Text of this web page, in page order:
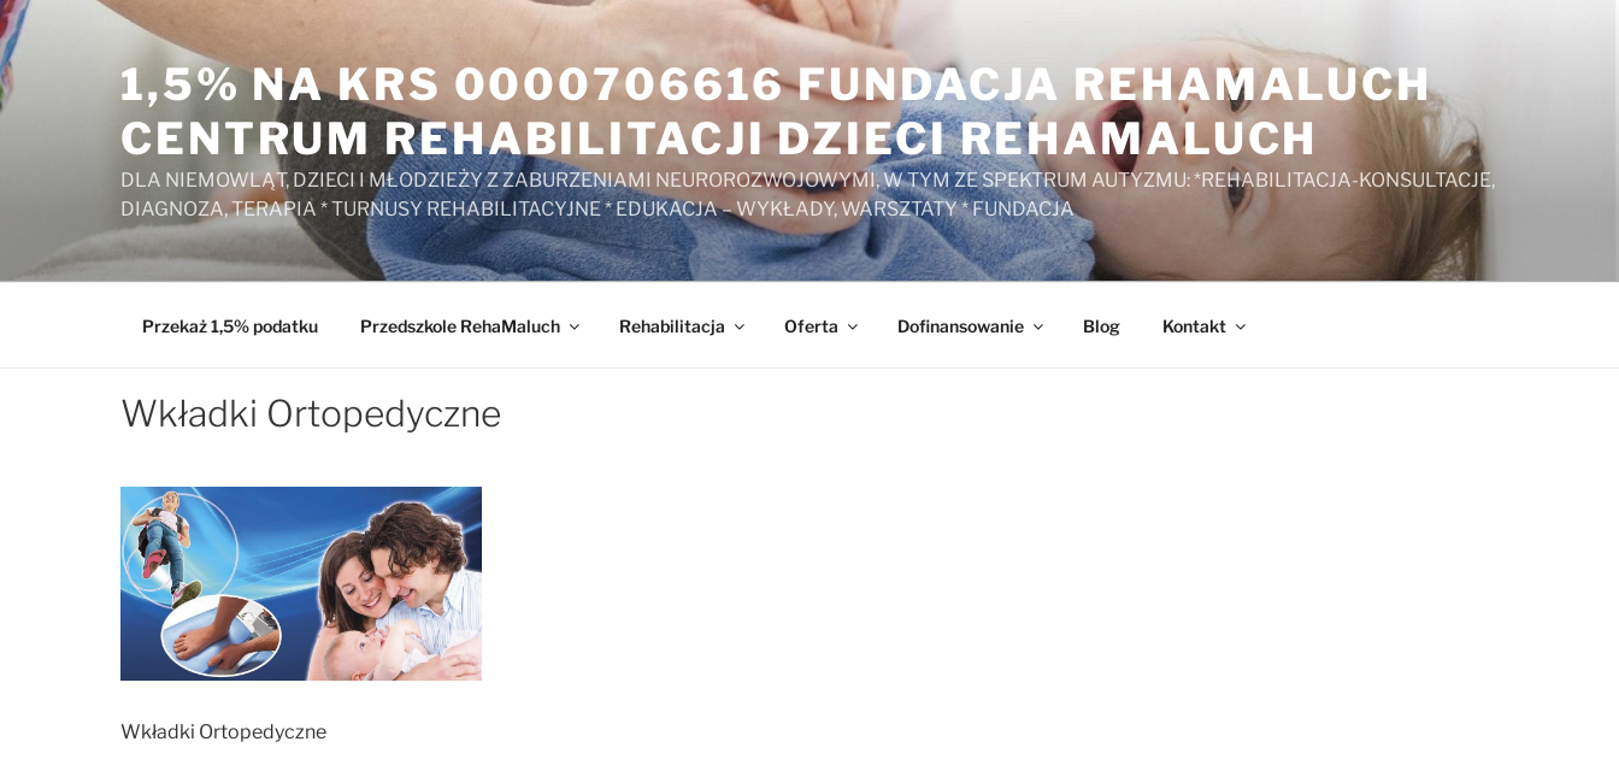
Przejdź
do
treści
1,5% NA KRS 0000706616 FUNDACJA REHAMALUCH
CENTRUM REHABILITACJI DZIECI REHAMALUCH
DLA NIEMOWLĄT, DZIECI I MŁODZIEŻY Z ZABURZENIAMI NEUROROZWOJOWYMI, W TYM ZE SPEKTRUM AUTYZMU: *REHABILITACJA-KONSULTACJE,
DIAGNOZA, TERAPIA * TURNUSY REHABILITACYJNE * EDUKACJA – WYKŁADY, WARSZTATY * FUNDACJA
Przekaż 1,5% podatku Przedszkole RehaMaluch Rehabilitacja Oferta Dofinansowanie Blog Kontakt
Wkładki Ortopedyczne
Wkładki Ortopedyczne